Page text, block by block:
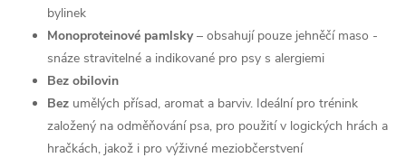
bylinek
Monoproteinové pamlsky– obsahují pouze jehněčí maso -
snáze stravitelné a indikované pro psy s alergiemi
Bez obilovin
Bez umělých přísad, aromat a barviv. Ideální pro trénink
založený na odměňování psa, pro použití v logických hrách a
hračkách, jakož i pro výživné meziobčerstvení